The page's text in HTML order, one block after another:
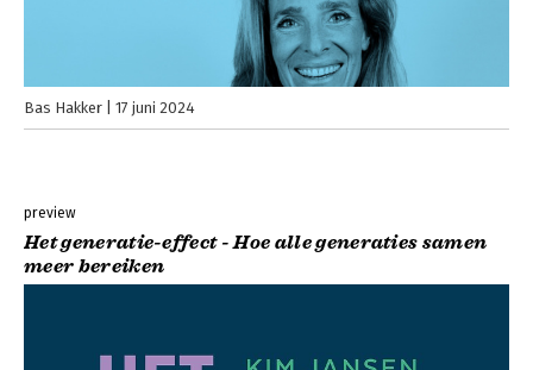
Bas Hakker 17 juni 2024
preview
Het generatie-effect - Hoe alle generaties samen
meer bereiken